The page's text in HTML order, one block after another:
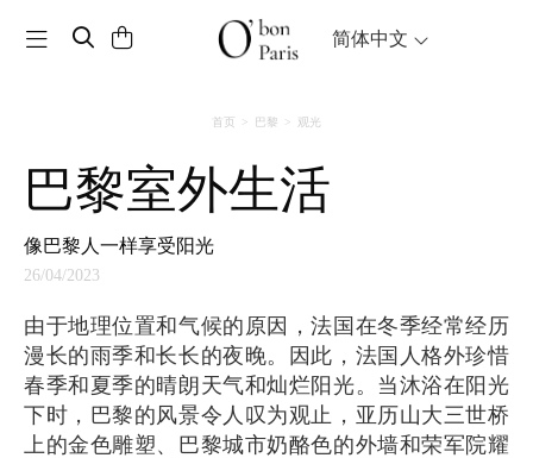
Toggle navigation 简体中文
首页 巴黎 观光
巴黎室外生活
像巴黎人一样享受阳光
26/04/2023
由于地理位置和气候的原因，法国在冬季经常经历
漫长的雨季和长长的夜晚。因此，法国人格外珍惜
春季和夏季的晴朗天气和灿烂阳光。当沐浴在阳光
下时，巴黎的风景令人叹为观止，亚历山大三世桥
上的金色雕塑、巴黎城市奶酪色的外墙和荣军院耀